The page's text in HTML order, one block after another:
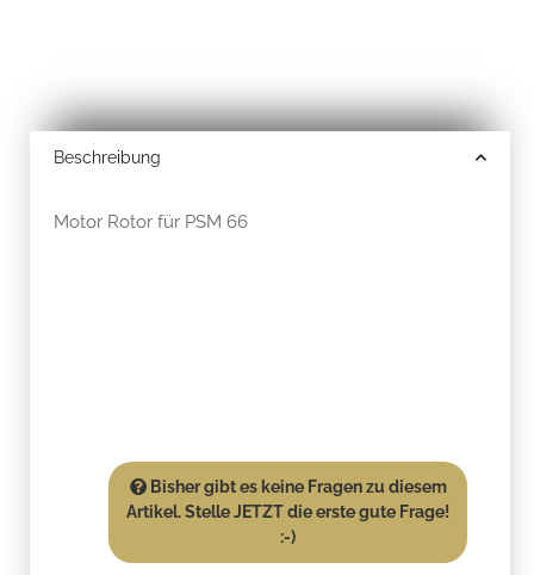
Beschreibung
Motor Rotor für PSM 66
Bisher gibt es keine Fragen zu diesem
Artikel. Stelle JETZT die erste gute Frage!
:-)